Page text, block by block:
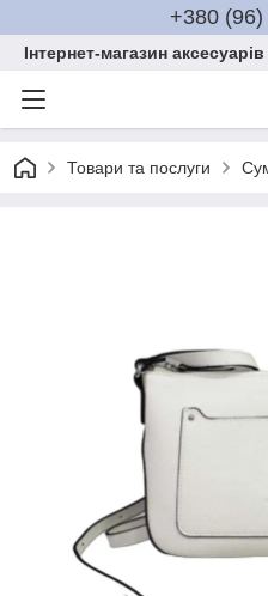
+380
Інтернет-магазин
Товари та послуги